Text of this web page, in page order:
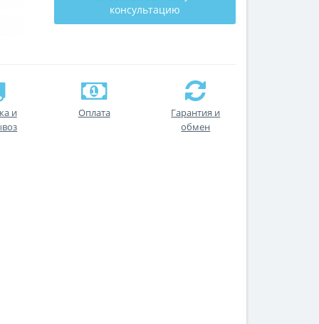
консультацию
и
Оплата
Гарантия и
обмен